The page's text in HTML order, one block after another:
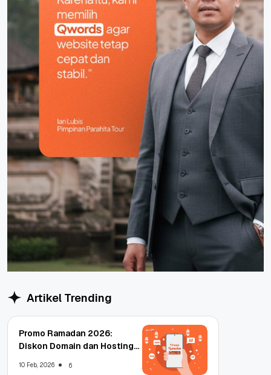
Artikel Trending
Promo Ramadan 2026:
Diskon Domain dan Hosting
10 Feb, 2026 6